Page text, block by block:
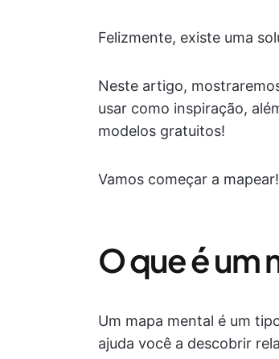
Felizmente, existe uma
Neste artigo,
usar como inspiração,
modelos gratuitos!
Vamos começar a mapear!
O que é um
Um mapa mental é um
ajuda você a descobrir